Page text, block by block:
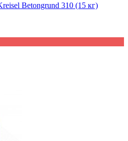
Betongrund 310 (15 кг)